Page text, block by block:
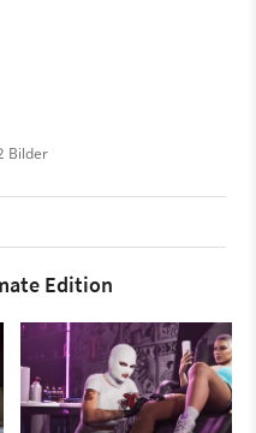
Bilder
Edition